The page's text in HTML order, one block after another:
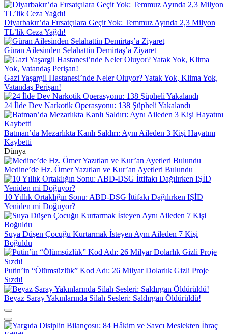
Diyarbakır’da Fırsatçılara Geçit Yok: Temmuz Ayında 2,3 Milyon
TL’lik Ceza Yağdı!
Güran Ailesinden Selahattin Demirtaş’a Ziyaret
Gazi Yaşargil Hastanesi’nde Neler Oluyor? Yatak Yok, Klima Yok,
Vatandaş Perişan!
24 İlde Dev Narkotik Operasyonu: 138 Şüpheli Yakalandı
Batman’da Mezarlıkta Kanlı Saldırı: Aynı Aileden 3 Kişi Hayatını
Kaybetti
Dünya
Medine’de Hz. Ömer Yazıtları ve Kur’an Ayetleri Bulundu
10 Yıllık Ortaklığın Sonu: ABD-DSG İttifakı Dağılırken IŞİD
Yeniden mi Doğuyor?
Suya Düşen Çocuğu Kurtarmak İsteyen Aynı Aileden 7 Kişi
Boğuldu
Putin’in “Ölümsüzlük” Kod Adı: 26 Milyar Dolarlık Gizli Proje
Sızdı!
Beyaz Saray Yakınlarında Silah Sesleri: Saldırgan Öldürüldü!